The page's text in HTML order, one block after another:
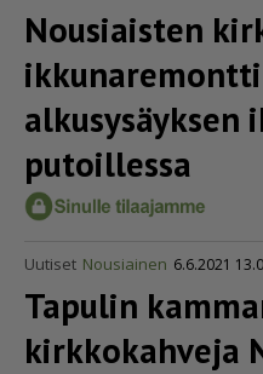
Nousiaisten
alkusysäyksen
putoillessa
Uutiset Nousiainen 6.6.2021
Tapulin
kirkkokahveja